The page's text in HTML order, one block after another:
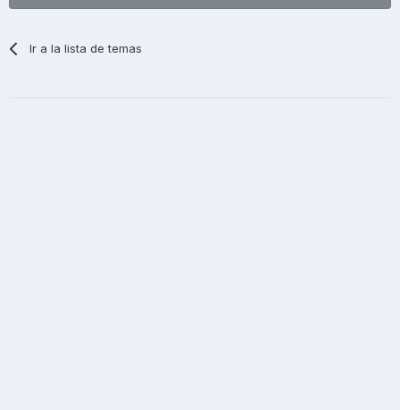
Ir a la lista de temas